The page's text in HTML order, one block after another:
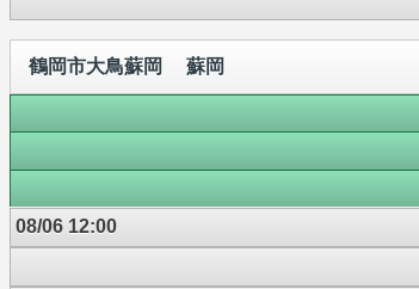
鶴岡市大鳥蘇岡 蘇岡
08/06 12:00